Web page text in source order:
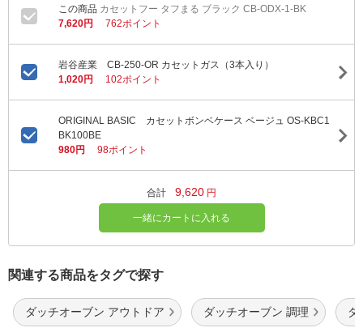
カセットフー タフまる ブラック CB-ODX-1-BK
7,620円
762ポイント
岩谷産業 CB-250-OR カセットガス（3本入り）
1,020円
102ポイント
ORIGINAL BASIC カセットボンベケース ベージュ OS-KBC1
BK100BE
980円
98ポイント
合計 9,620 円
一緒にカートに入れる
関連する商品をタグで探す
ダッチオーブン アウトドア ダッチオーブン 調理 ダ